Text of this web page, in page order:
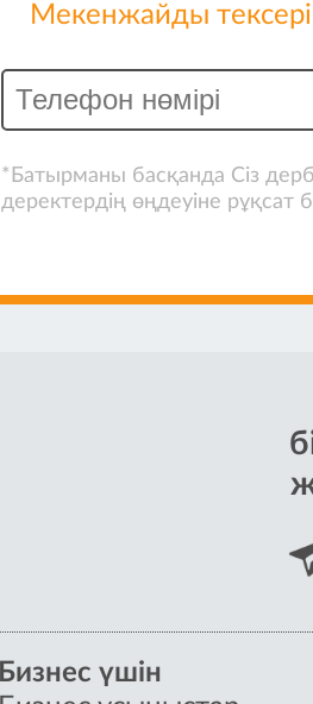
Мекенжайды
*Батырманы басқанда Сіз
деректердің өңдеуіне рұқсат
Бизнес үшін